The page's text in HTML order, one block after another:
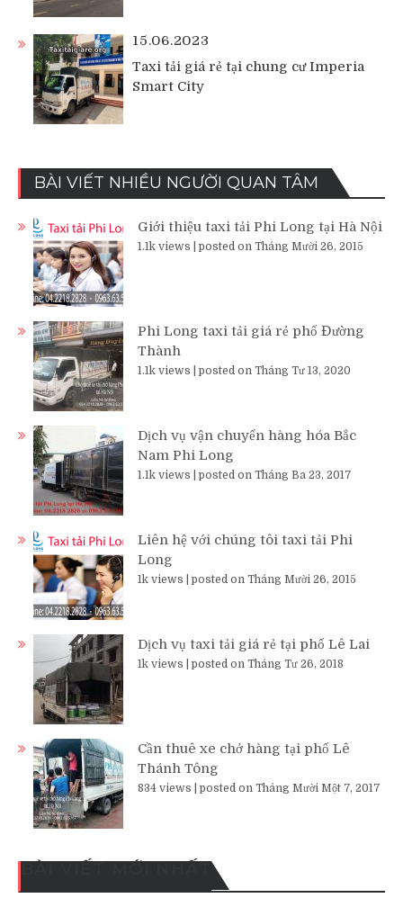
15.06.2023
Taxi tải giá rẻ tại chung cư Imperia
Smart City
BÀI VIẾT NHIỀU NGƯỜI QUAN TÂM
Giới thiệu taxi tải Phi Long tại Hà Nội
1.1k views posted on Tháng Mười 26, 2015
Phi Long taxi tải giá rẻ phố Đường
Thành
1.1k views posted on Tháng Tư 13, 2020
Dịch vụ vận chuyển hàng hóa Bắc
Nam Phi Long
1.1k views posted on Tháng Ba 23, 2017
Liên hệ với chúng tôi taxi tải Phi
Long
1k views posted on Tháng Mười 26, 2015
Dịch vụ taxi tải giá rẻ tại phố Lê Lai
1k views posted on Tháng Tư 26, 2018
Cần thuê xe chở hàng tại phố Lê
Thánh Tông
834 views posted on Tháng Mười Một 7, 2017
BÀI VIẾT MỚI NHẤT